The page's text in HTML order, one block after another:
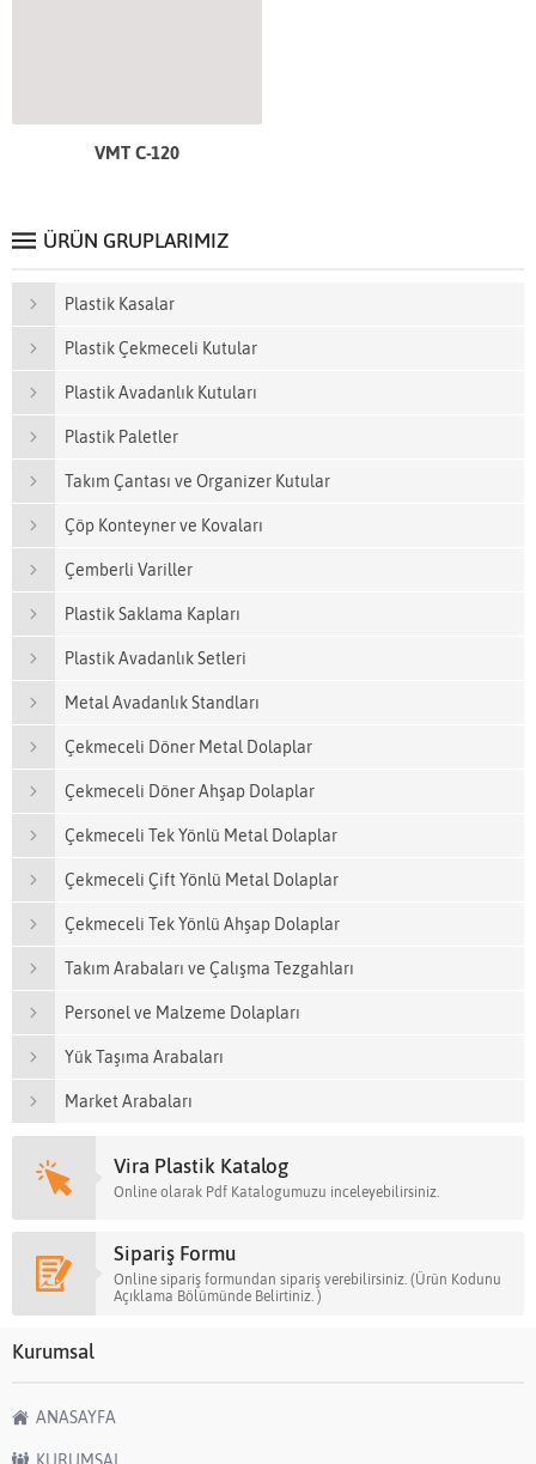
VMT C-120
ÜRÜN GRUPLARIMIZ
Plastik Kasalar
Plastik Çekmeceli Kutular
Plastik Avadanlık Kutuları
Plastik Paletler
Takım Çantası ve Organizer Kutular
Çöp Konteyner ve Kovaları
Çemberli Variller
Plastik Saklama Kapları
Plastik Avadanlık Setleri
Metal Avadanlık Standları
Çekmeceli Döner Metal Dolaplar
Çekmeceli Döner Ahşap Dolaplar
Çekmeceli Tek Yönlü Metal Dolaplar
Çekmeceli Çift Yönlü Metal Dolaplar
Çekmeceli Tek Yönlü Ahşap Dolaplar
Takım Arabaları ve Çalışma Tezgahları
Personel ve Malzeme Dolapları
Yük Taşıma Arabaları
Market Arabaları
Vira Plastik Katalog
Online olarak Pdf Katalogumuzu inceleyebilirsiniz.
Sipariş Formu
Online sipariş formundan sipariş verebilirsiniz. (Ürün Kodunu
Açıklama Bölümünde Belirtiniz. )
Kurumsal
ANASAYFA